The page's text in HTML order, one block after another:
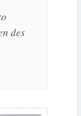
des